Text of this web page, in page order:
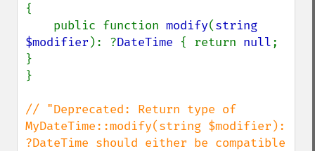
{
    public function
modify(string
$modifier ): ?DateTime { return null;
}
}
// "Deprecated: Return type of
MyDateTime::modify(string $modifier):
?DateTime should either be compatible